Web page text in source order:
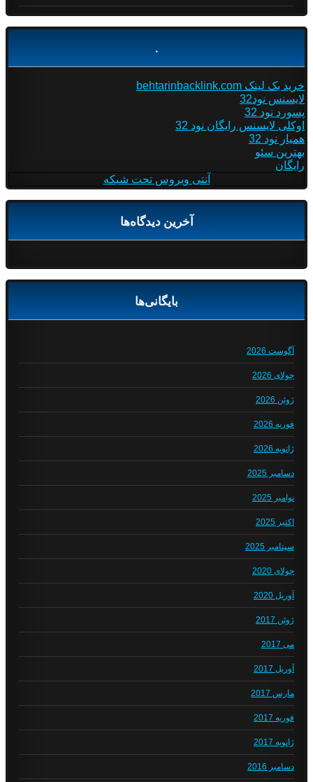
.
خرید بک لینک behtarinbacklink.com
لایسنس نود32
پسورد نود 32
اوکلی لایسنس رایگان نود 32
همیار نود 32
بهترین سئو
رایگان
آنتی ویروس تحت شبکه
آخرین دیدگاه‌ها
بایگانی‌ها
آگوست 2026
جولای 2026
ژوئن 2026
فوریه 2026
ژانویه 2026
دسامبر 2025
نوامبر 2025
اکتبر 2025
سپتامبر 2025
جولای 2020
آوریل 2020
ژوئن 2017
می 2017
آوریل 2017
مارس 2017
فوریه 2017
ژانویه 2017
دسامبر 2016